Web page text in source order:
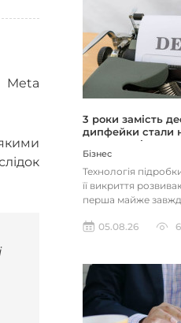
Meta
3 роки замість
дипфейки стали
реальності
Бізнес
Технологія
її викриття
перша майже
05.08.26